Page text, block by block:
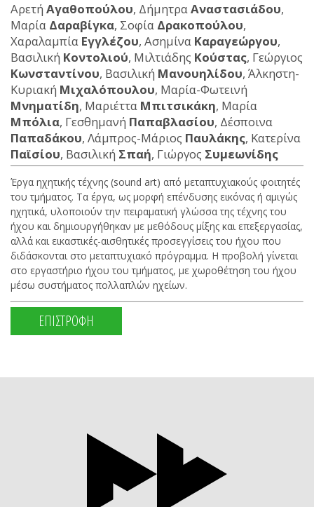
Αρετή Αγαθοπούλου, ΔήμητραΑναστασιάδου,
Μαρία Δαραβίγκα, Σοφία Δρακοπούλου,
Χαραλαμπία Εγγλέζου, Ασημίνα Καραγεώργου,
Βασιλική Κοντολιού, Μιλτιάδης Κούστας, Γεώργιος
Κωνσταντίνου, Βασιλική Μανουηλίδου, Άλκηστη-
Κυριακή Μιχαλόπουλου, Μαρία-Φωτεινή
Μνηματίδη, Μαριέττα Μπιτσικάκη, Μαρία
Μπόλια, Γεσθημανή Παπαβλασίου, Δέσποινα
Παπαδάκου, Λάμπρος-Μάριος Παυλάκης, Κατερίνα
Παϊσίου, Βασιλική Σπαή, Γιώργος Συμεωνίδης
Έργα ηχητικής τέχνης (sound art) από μεταπτυχιακούς φοιτητές
του τμήματος. Τα έργα, ως μορφή επένδυσης εικόνας ή αμιγώς
ηχητικά, υλοποιούν την πειραματική γλώσσα της τέχνης του
ήχου και δημιουργήθηκαν με μεθόδους μίξης και επεξεργασίας,
αλλά και εικαστικές-αισθητικές προσεγγίσεις του ήχου που
διδάσκονται στο μεταπτυχιακό πρόγραμμα. Η προβολή γίνεται
στο εργαστήριο ήχου του τμήματος, με χωροθέτηση του ήχου
μέσω συστήματος πολλαπλών ηχείων.
ΕΠΙΣΤΡΟΦΗ